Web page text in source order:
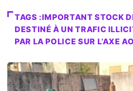
TAGS :IMPORTANT STOCK
DESTINÉ À UN TRAFIC
PAR LA POLICE SUR L’AXE